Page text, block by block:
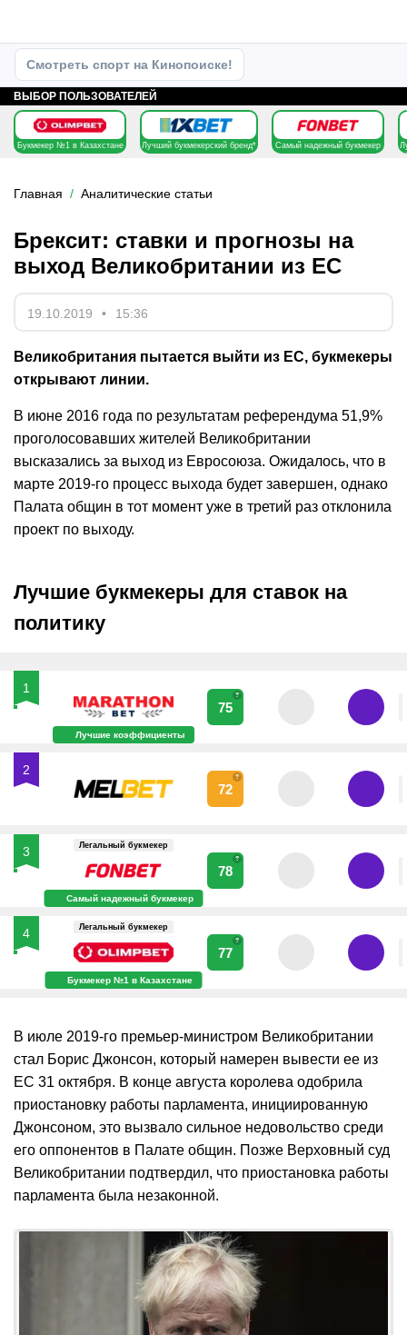
Смотреть спорт на Кинопоиске!
ВЫБОР ПОЛЬЗОВАТЕЛЕЙ
Букмекер №1 в Казахстане Лучший букмекерский бренд* Самый надежный букмекер
Главная Аналитические статьи
Брексит: ставки и прогнозы на
выход Великобритании из ЕС
19.10.2019 15:36
Великобритания пытается выйти из ЕС, букмекеры
открывают линии.
В июне 2016 года по результатам референдума 51,9%
проголосовавших жителей Великобритании
высказались за выход из Евросоюза. Ожидалось, что в
марте 2019-го процесс выхода будет завершен, однако
Палата общин в тот момент уже в третий раз отклонила
проект по выходу.
Лучшие букмекеры для ставок на
политику
1
Лучшие коэффициенты
75
?
2
72
?
3 Легальный букмекер
Самый надежный букмекер
78
?
4 Легальный букмекер
Букмекер №1 в Казахстане
77
?
В июле 2019-го премьер-министром Великобритании
стал Борис Джонсон, который намерен вывести ее из
ЕС 31 октября. В конце августа королева одобрила
приостановку работы парламента, инициированную
Джонсоном, это вызвало сильное недовольство среди
его оппонентов в Палате общин. Позже Верховный суд
Великобритании подтвердил, что приостановка работы
парламента была незаконной.